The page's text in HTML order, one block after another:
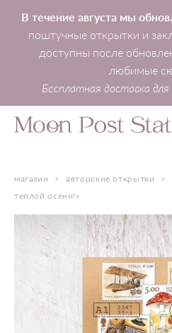
В течение августа мы
поштучные открытки и
доступны после
любимые
Бесплатная доставка
магазин > авторские открытки >
теплой осени!»